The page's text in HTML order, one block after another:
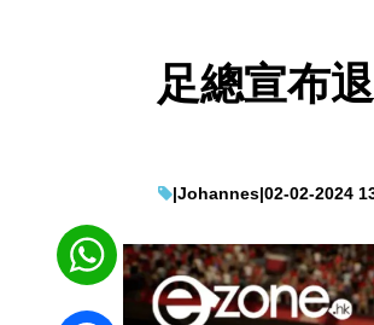
足總宣布
|Johannes|02-02-2024